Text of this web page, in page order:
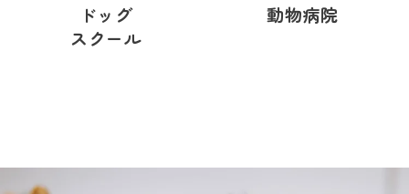
ドッグ
スクール
動物病院